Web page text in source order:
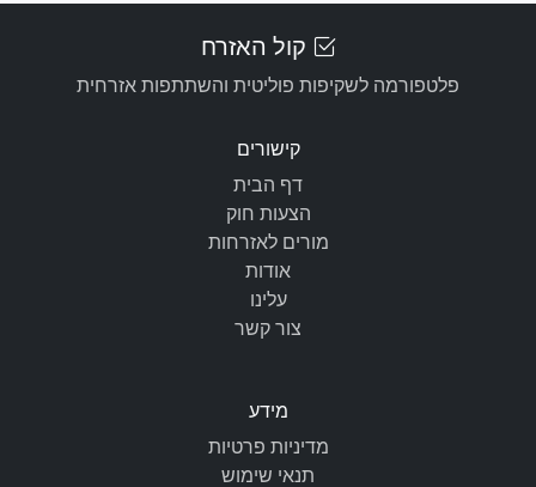
קול האזרח
פלטפורמה לשקיפות פוליטית והשתתפות אזרחית
קישורים
דף הבית
הצעות חוק
מורים לאזרחות
אודות
עלינו
צור קשר
מידע
מדיניות פרטיות
תנאי שימוש